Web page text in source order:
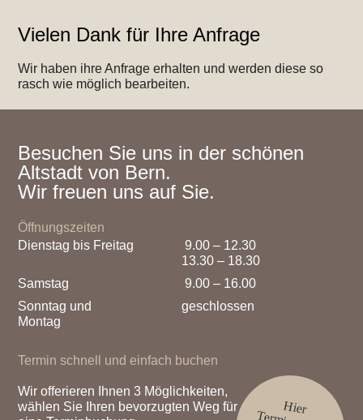
Vielen Dank für Ihre Anfrage
Wir haben ihre Anfrage erhalten und werden diese so
rasch wie möglich bearbeiten.
Besuchen Sie uns in der schönen
Altstadt von Bern.
Wir freuen uns auf Sie.
Öffnungszeiten
Dienstag bis Freitag
9.00 – 12.30
13.30 – 18.30
Samstag
9.00 – 16.00
Sonntag und
Montag
geschlossen
Hier
Termin schnell und einfach buchen
Wir offerieren Ihnen 3 Möglichkeiten,
wählen Sie Ihren bevorzugten Weg für